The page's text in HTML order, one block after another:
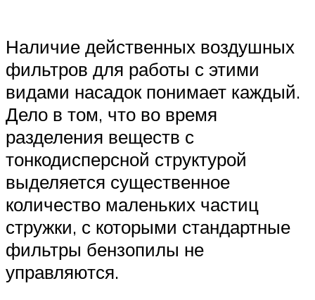
Наличие действенных воздушных
фильтров для работы с этими
видами насадок понимает каждый.
Дело в том, что во время
разделения веществ с
тонкодисперсной структурой
выделяется существенное
количество маленьких частиц
стружки, с которыми стандартные
фильтры бензопилы не
управляются.